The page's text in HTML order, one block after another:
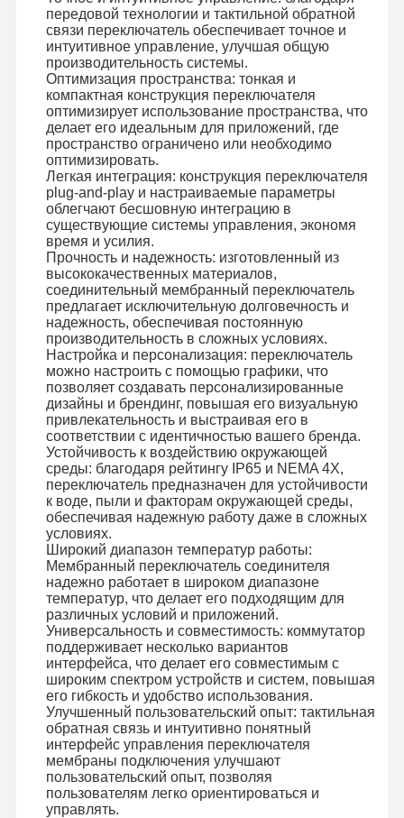
передовой технологии и тактильной обратной
связи переключатель обеспечивает точное и
интуитивное управление, улучшая общую
производительность системы.
Оптимизация пространства: тонкая и
компактная конструкция переключателя
оптимизирует использование пространства, что
делает его идеальным для приложений, где
пространство ограничено или необходимо
оптимизировать.
Легкая интеграция: конструкция переключателя
plug-and-play и настраиваемые параметры
облегчают бесшовную интеграцию в
существующие системы управления, экономя
время и усилия.
Прочность и надежность: изготовленный из
высококачественных материалов,
соединительный мембранный переключатель
предлагает исключительную долговечность и
надежность, обеспечивая постоянную
производительность в сложных условиях.
Настройка и персонализация: переключатель
можно настроить с помощью графики, что
позволяет создавать персонализированные
дизайны и брендинг, повышая его визуальную
привлекательность и выстраивая его в
соответствии с идентичностью вашего бренда.
Устойчивость к воздействию окружающей
среды: благодаря рейтингу IP65 и NEMA 4X,
переключатель предназначен для устойчивости
к воде, пыли и факторам окружающей среды,
обеспечивая надежную работу даже в сложных
условиях.
Широкий диапазон температур работы:
Мембранный переключатель соединителя
надежно работает в широком диапазоне
температур, что делает его подходящим для
различных условий и приложений.
Универсальность и совместимость: коммутатор
поддерживает несколько вариантов
интерфейса, что делает его совместимым с
широким спектром устройств и систем, повышая
его гибкость и удобство использования.
Улучшенный пользовательский опыт: тактильная
обратная связь и интуитивно понятный
интерфейс управления переключателя
мембраны подключения улучшают
пользовательский опыт, позволяя
пользователям легко ориентироваться и
управлять.